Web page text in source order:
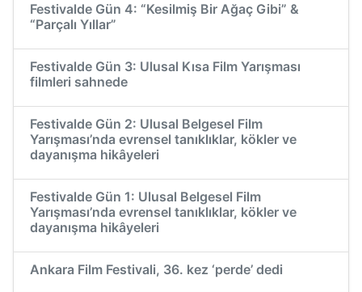
Festivalde Gün 4: “Kesilmiş Bir Ağaç Gibi” &
“Parçalı Yıllar”
Festivalde Gün 3: Ulusal Kısa Film Yarışması
filmleri sahnede
Festivalde Gün 2: Ulusal Belgesel Film
Yarışması’nda evrensel tanıklıklar, kökler ve
dayanışma hikâyeleri
Festivalde Gün 1: Ulusal Belgesel Film
Yarışması’nda evrensel tanıklıklar, kökler ve
dayanışma hikâyeleri
Ankara Film Festivali, 36. kez ‘perde’ dedi